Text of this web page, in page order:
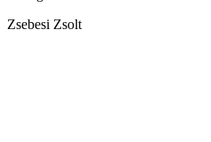
Zsebesi Zsolt